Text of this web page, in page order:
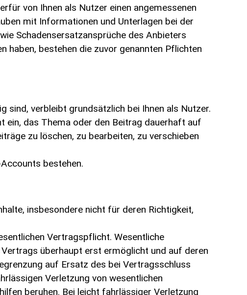
von Ihnen als Nutzer einen angemessenen
mit Informationen und Unterlagen bei der
Schadensersatzansprüche des Anbieters
haben, bestehen die zuvor genannten Pflichten
sind, verbleibt grundsätzlich bei Ihnen als Nutzer.
ein, das Thema oder den Beitrag dauerhaft auf
zu löschen, zu bearbeiten, zu verschieben
bestehen.
insbesondere nicht für deren Richtigkeit,
Vertragspflicht. Wesentliche
überhaupt erst ermöglicht und auf deren
auf Ersatz des bei Vertragsschluss
Verletzung von wesentlichen
beruhen. Bei leicht fahrlässiger Verletzung